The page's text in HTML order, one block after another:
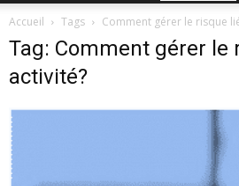
Accueil Tags Comment gérer le risque
Tag: Comment gérer le
activité?